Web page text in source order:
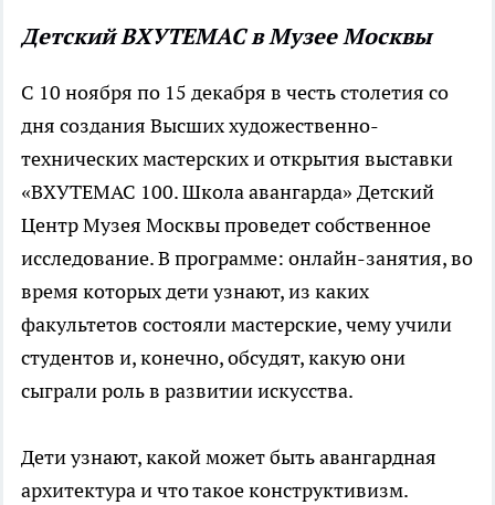
Детский ВХУТЕМАС в Музее Москвы
С 10 ноября по 15 декабря в честь столетия со
дня создания Высших художественно-
технических мастерских и открытия выставки
«ВХУТЕМАС 100. Школа авангарда» Детский
Центр Музея Москвы проведет собственное
исследование. В программе: онлайн-занятия, во
время которых дети узнают, из каких
факультетов состояли мастерские, чему учили
студентов и, конечно, обсудят, какую они
сыграли роль в развитии искусства.
Дети узнают, какой может быть авангардная
архитектура и что такое конструктивизм.